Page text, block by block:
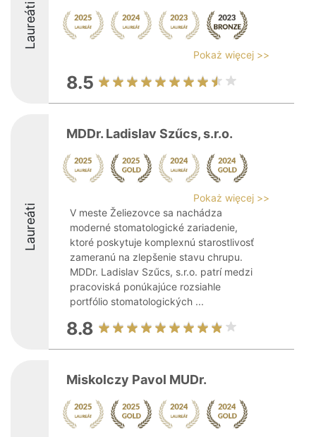
Laureáti
Pokaż więcej >>
8.5
Laureáti
MDDr. Ladislav Szűcs, s.r.o.
Pokaż więcej >>
V meste Želiezovce sa nachádza
moderné stomatologické zariadenie,
ktoré poskytuje komplexnú starostlivosť
zameranú na zlepšenie stavu chrupu.
MDDr. Ladislav Szűcs, s.r.o. patrí medzi
pracoviská ponúkajúce rozsiahle
portfólio stomatologických ...
8.8
Miskolczy Pavol MUDr.